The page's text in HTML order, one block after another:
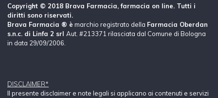
Copyright © 2018 Brava Farmacia, farmacia on line. Tutti i
diritti sono riservati.
Brava Farmacia ® è marchio registrato della Farmacia Oberdan
s.n.c. di Linfa 2 srl Aut. #213371 rilasciata dal Comune di Bologna
in data 29/09/2006.
DISCLAIMER*
Il presente disclaimer e note legali si applicano ai contenuti e servizi